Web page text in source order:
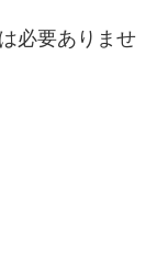
必要ありませ